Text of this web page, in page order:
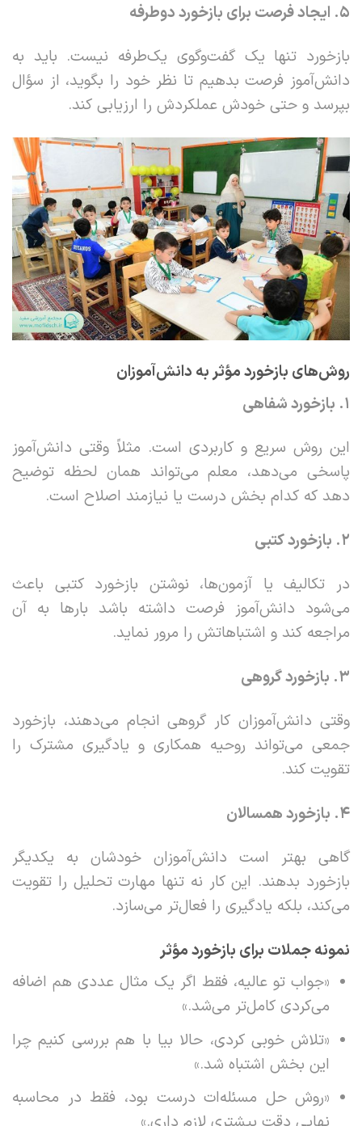
۵. ایجاد فرصت برای بازخورد دوطرفه
بازخورد تنها یک گفت‌وگوی یک‌طرفه نیست. باید به
دانش‌آموز فرصت بدهیم تا نظر خود را بگوید، از سؤال
بپرسد و حتی خودش عملکردش را ارزیابی کند.
روش‌های بازخورد مؤثر به دانش‌آموزان
۱. بازخورد شفاهی
این روش سریع و کاربردی است. مثلاً وقتی دانش‌آموز
پاسخی می‌دهد، معلم می‌تواند همان لحظه توضیح
دهد که کدام بخش درست یا نیازمند اصلاح است.
۲. بازخورد کتبی
در تکالیف یا آزمون‌ها، نوشتن بازخورد کتبی باعث
می‌شود دانش‌آموز فرصت داشته باشد بارها به آن
مراجعه کند و اشتباهاتش را مرور نماید.
۳. بازخورد گروهی
وقتی دانش‌آموزان کار گروهی انجام می‌دهند، بازخورد
جمعی می‌تواند روحیه همکاری و یادگیری مشترک را
تقویت کند.
۴. بازخورد همسالان
گاهی بهتر است دانش‌آموزان خودشان به یکدیگر
بازخورد بدهند. این کار نه تنها مهارت تحلیل را تقویت
می‌کند، بلکه یادگیری را فعال‌تر می‌سازد.
نمونه جملات برای بازخورد مؤثر
«جواب تو عالیه، فقط اگر یک مثال عددی هم اضافه
می‌کردی کامل‌تر می‌شد.»
«تلاش خوبی کردی، حالا بیا با هم بررسی کنیم چرا
این بخش اشتباه شد.»
«روش حل مسئله‌ات درست بود، فقط در محاسبه